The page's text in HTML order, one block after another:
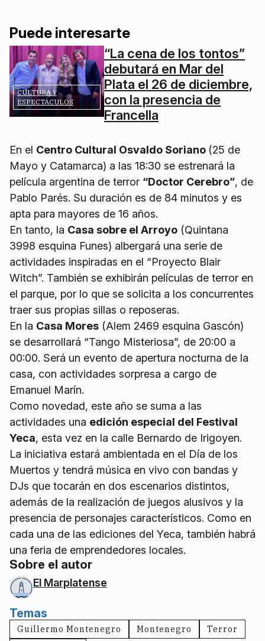
Puede interesarte
CULTURA Y
ESPECTÁCULOS
“La cena de los tontos”
debutará en Mar del
Plata el 26 de diciembre,
con la presencia de
Francella
En el Centro Cultural Osvaldo Soriano (25 de
Mayo y Catamarca) a las 18:30 se estrenará la
película argentina de terror “Doctor Cerebro”, de
Pablo Parés. Su duración es de 84 minutos y es
apta para mayores de 16 años.
En tanto, la Casa sobre el Arroyo (Quintana
3998 esquina Funes) albergará una serie de
actividades inspiradas en el “Proyecto Blair
Witch”. También se exhibirán películas de terror en
el parque, por lo que se solicita a los concurrentes
traer sus propias sillas o reposeras.
En la Casa Mores (Alem 2469 esquina Gascón)
se desarrollará “Tango Misteriosa”, de 20:00 a
00:00. Será un evento de apertura nocturna de la
casa, con actividades sorpresa a cargo de
Emanuel Marín.
Como novedad, este año se suma a las
actividades una edición especial del Festival
Yeca, esta vez en la calle Bernardo de Irigoyen.
La iniciativa estará ambientada en el Día de los
Muertos y tendrá música en vivo con bandas y
DJs que tocarán en dos escenarios distintos,
además de la realización de juegos alusivos y la
presencia de personajes característicos. Como en
cada una de las ediciones del Yeca, también habrá
una feria de emprendedores locales.
Sobre el autor
El Marplatense
Temas
Guillermo Montenegro Montenegro Terror